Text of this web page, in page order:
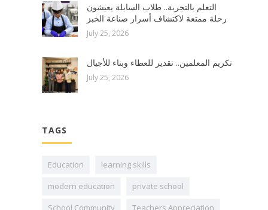
التعلم بالتجربة.. طلاب السابلة يعيشون
رحلة ممتعة لاكتشاف أسرار صناعة الخبز
July 25, 2026
تكريم المعلمين.. تقدير للعطاء وبناء للأجيال
July 25, 2026
TAGS
Education
learning skills
modern education
private school
School Community
Teachers Appreciation